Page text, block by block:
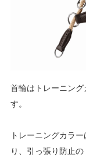
首輪はトレーニン
す。
トレーニングカラ
り、引っ張り防止の